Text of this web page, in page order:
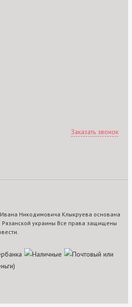
Заказать звонок
Никодимовича Клыкруева основана
Рязанской украины Все права защищены